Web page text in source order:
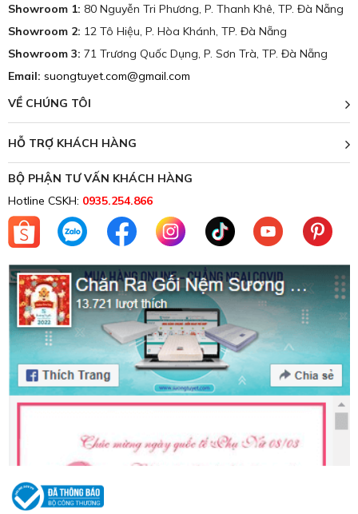
Khi mua ra giường tại Sương Tuyết, khách hàng sẽ được tư
vấn một cách chi tiết nhất về các dòng sản phẩm với các
cấu tạo, thành phần, màu sắc cũng như ưu điểm và hạn
chế của nó để có được cái nhìn sâu sắc hơn, sau đó chọn
mua được một món hàng phù hợp.
Đặc biệt, đây là cửa hàng chuyên may đo trực tiếp theo
yêu cầu của khách hàng với máy may đầy đủ, nhân lực có
kinh nghiệm, sẵn sàng đáp ứng các nhu cầu đặt hàng từ
các dòng chăn mền đại trà đến trung cấp.
Sương Tuyết cam kết với khách hàng:
Không bán chăn ga gối đệm chất lượng kém, hàng giả,
Đảm bảo nguồn nguyên liệu tốt và thân thiện nhất với
Cam kết giá chăn ga gối đệm luôn cạnh tranh tốt nhất
Showroom 1: 80 Nguyễn Tri Phương, P. Thanh Khê, TP. Đà Nẵng
Showroom 2: 12 Tô Hiệu, P. Hòa Khánh, TP. Đà Nẵng
Showroom 3: 71 Trương Quốc Dụng, P. Sơn Trà, TP. Đà Nẵng
Email: suongtuyet.com@gmail.com
VỀ CHÚNG TÔI
HỖ TRỢ KHÁCH HÀNG
BỘ PHẬN TƯ VẤN KHÁCH HÀNG
Hotline CSKH: 0935.254.866